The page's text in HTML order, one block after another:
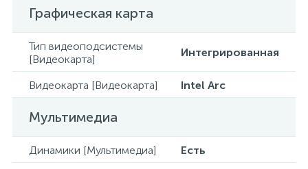
Графическая карта
Тип видеоподсистемы
[Видеокарта]
Интегрированная
Видеокарта [Видеокарта] Intel Arc
Мультимедиа
Динамики [Мультимедиа]
Есть